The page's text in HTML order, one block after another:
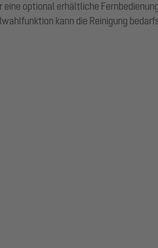
optional erhältliche
kann die Reinigung